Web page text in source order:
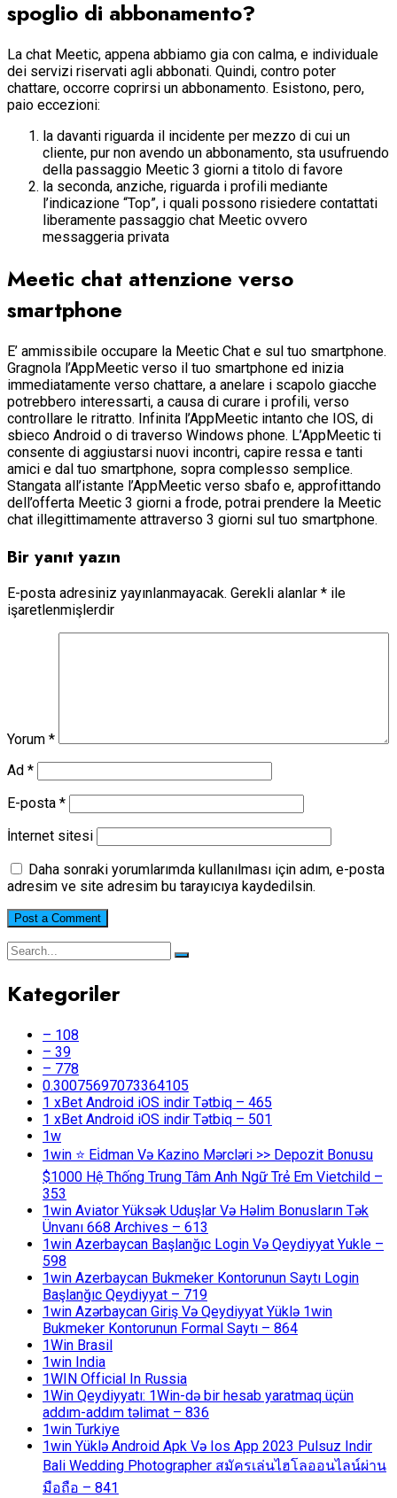
spoglio di abbonamento?
La chat Meetic, appena abbiamo gia con calma, e individuale
dei servizi riservati agli abbonati. Quindi, contro poter
chattare, occorre coprirsi un abbonamento. Esistono, pero,
paio eccezioni:
la davanti riguarda il incidente per mezzo di cui un
cliente, pur non avendo un abbonamento, sta usufruendo
della passaggio Meetic 3 giorni a titolo di favore
la seconda, anziche, riguarda i profili mediante
l’indicazione “Top”, i quali possono risiedere contattati
liberamente passaggio chat Meetic ovvero
messaggeria privata
Meetic chat attenzione verso
smartphone
E’ ammissibile occupare la Meetic Chat e sul tuo smartphone.
Gragnola l’AppMeetic verso il tuo smartphone ed inizia
immediatamente verso chattare, a anelare i scapolo giacche
potrebbero interessarti, a causa di curare i profili, verso
controllare le ritratto. Infinita l’AppMeetic intanto che IOS, di
sbieco Android o di traverso Windows phone. L’AppMeetic ti
consente di aggiustarsi nuovi incontri, capire ressa e tanti
amici e dal tuo smartphone, sopra complesso semplice.
Stangata all’istante l’AppMeetic verso sbafo e, approfittando
dell’offerta Meetic 3 giorni a frode, potrai prendere la Meetic
chat illegittimamente attraverso 3 giorni sul tuo smartphone.
Bir yanıt yazın
E-posta adresiniz yayınlanmayacak. Gerekli alanlar * ile
işaretlenmişlerdir
Yorum *
Ad *
E-posta *
İnternet sitesi
Daha sonraki yorumlarımda kullanılması için adım, e-posta
adresim ve site adresim bu tarayıcıya kaydedilsin.
Kategoriler
– 108
– 39
– 778
0.30075697073364105
1 xBet Android iOS indir Tətbiq – 465
1 xBet Android iOS indir Tətbiq – 501
1w
1win ⭐ Ei̇dman Və Kazino Mərcləri >> Depozit Bonusu
$1000 Hệ Thống Trung Tâm Anh Ngữ Trẻ Em Vietchild –
353
1win Aviator Yüksək Uduşlar Və Həlim Bonusların Tək
Ünvanı 668 Archives – 613
1win Azerbaycan Başlanğıc Login Və Qeydiyyat Yukle –
598
1win Azerbaycan Bukmeker Kontorunun Saytı Login
Başlanğıc Qeydiyyat – 719
1win Azərbaycan Giriş Və Qeydiyyat Yüklə 1win
Bukmeker Kontorunun Formal Saytı – 864
1Win Brasil
1win India
1WIN Official In Russia
1Win Qeydiyyatı: 1Win-də bir hesab yaratmaq üçün
addım-addım təlimat – 836
1win Turkiye
1win Yüklə Android Apk Və Ios App 2023 Pulsuz Indir
Bali Wedding Photographer สมัครเล่นไฮโลออนไลน์ผ่าน
มือถือ – 841